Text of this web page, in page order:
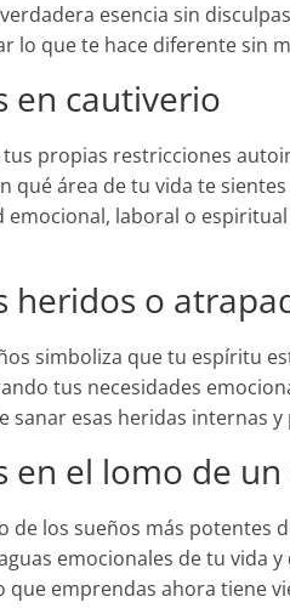
esencia sin
lo que te hace diferente sin
en cautiverio
propias restricciones
qué área de tu vida te
laboral o
heridos o
simboliza que tu espíritu
tus necesidades
sanar esas heridas internas
en el lomo de
de los sueños más potentes
emocionales de tu vida
emprendas ahora tiene